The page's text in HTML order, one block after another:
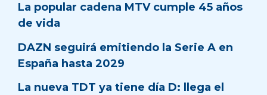
La popular cadena MTV cumple 45 años
de vida
DAZN seguirá emitiendo la Serie A en
España hasta 2029
La nueva TDT ya tiene día D: llega el